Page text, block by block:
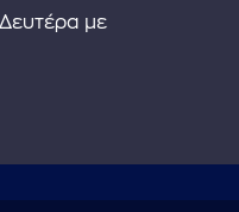
με